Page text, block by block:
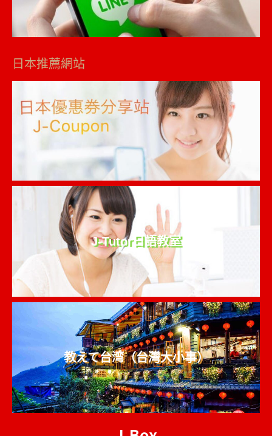
日本推薦網站
J-Tutor日語教室
教えて台湾（台灣大小事）